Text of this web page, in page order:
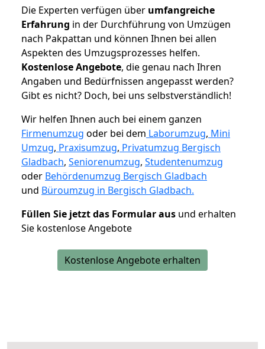
Die Experten verfügen über umfangreiche
Erfahrung in der Durchführung von Umzügen
nach Pakpattan und können Ihnen bei allen
Aspekten des Umzugsprozesses helfen.
Kostenlose Angebote, die genau nach Ihren
Angaben und Bedürfnissen angepasst werden?
Gibt es nicht? Doch, bei uns selbstverständlich!
Wir helfen Ihnen auch bei einem ganzen
Firmenumzug oder bei dem Laborumzug, Mini
Umzug, Praxisumzug, Privatumzug Bergisch
Gladbach, Seniorenumzug, Studentenumzug
oder Behördenumzug Bergisch Gladbach
und Büroumzug in Bergisch Gladbach.
Füllen Sie jetzt das Formular aus und erhalten
Sie kostenlose Angebote
Kostenlose Angebote erhalten